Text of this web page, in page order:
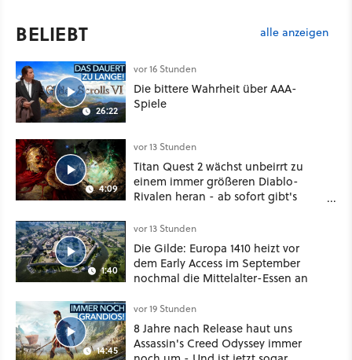
BELIEBT alle anzeigen
26:22
vor 16 Stunden
Die bittere Wahrheit über AAA-
Spiele
4:09
vor 13 Stunden
Titan Quest 2 wächst unbeirrt zu
einem immer größeren Diablo-
Rivalen heran - ab sofort gibt's
Klasse
1:40
vor 13 Stunden
Die Gilde: Europa 1410 heizt vor
dem Early Access im September
nochmal die Mittelalter-Essen an
14:45
vor 19 Stunden
8 Jahre nach Release haut uns
Assassin's Creed Odyssey immer